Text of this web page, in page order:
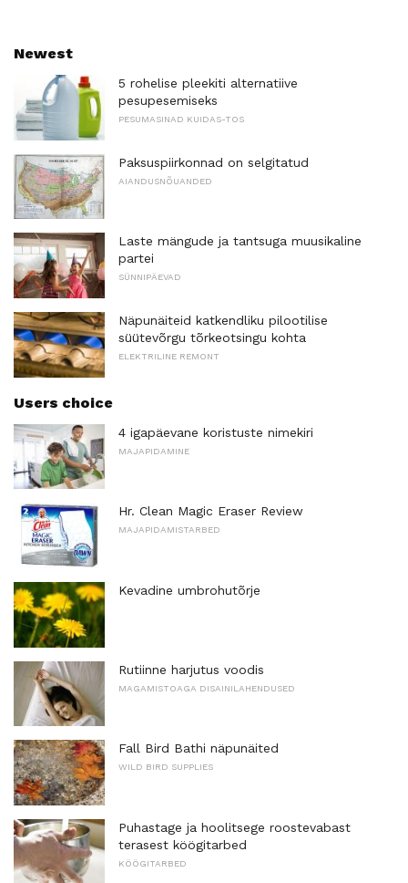
Newest
5 rohelise pleekiti alternatiive
pesupesemiseks
PESUMASINAD KUIDAS-TOS
Paksuspiirkonnad on selgitatud
AIANDUSNÕUANDED
Laste mängude ja tantsuga muusikaline
partei
SÜNNIPÄEVAD
Näpunäiteid katkendliku pilootilise
süütevõrgu tõrkeotsingu kohta
ELEKTRILINE REMONT
Users choice
4 igapäevane koristuste nimekiri
MAJAPIDAMINE
Hr. Clean Magic Eraser Review
MAJAPIDAMISTARBED
Kevadine umbrohutõrje
Rutiinne harjutus voodis
MAGAMISTOAGA DISAINILAHENDUSED
Fall Bird Bathi näpunäited
WILD BIRD SUPPLIES
Puhastage ja hoolitsege roostevabast
terasest köögitarbed
KÖÖGITARBED